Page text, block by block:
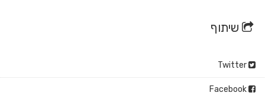
שיתוף